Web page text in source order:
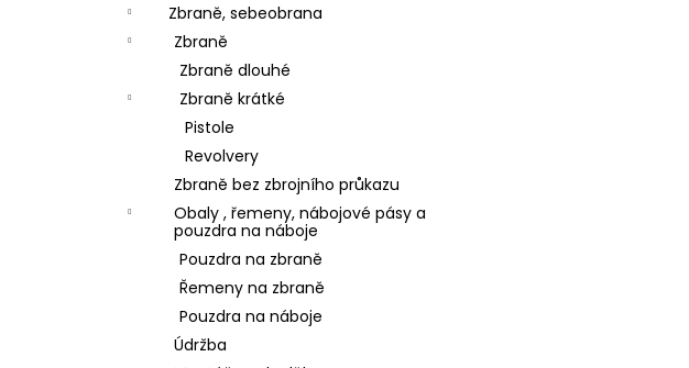
Zbraně, sebeobrana
Zbraně
Zbraně dlouhé
Zbraně krátké
Pistole
Revolvery
Zbraně bez zbrojního průkazu
Obaly , řemeny, nábojové pásy a
pouzdra na náboje
Pouzdra na zbraně
Řemeny na zbraně
Pouzdra na náboje
Údržba